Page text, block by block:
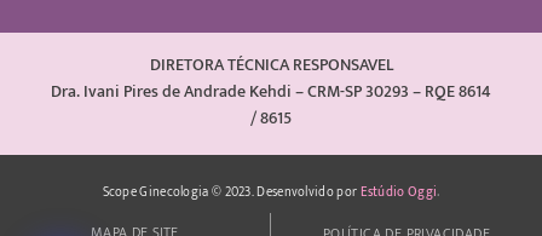
DIRETORA TÉCNICA RESPONSAVEL
Dra. Ivani Pires de Andrade Kehdi – CRM-SP 30293 – RQE 8614
/ 8615
Scope Ginecologia © 2023. Desenvolvido porEstúdio Oggi.